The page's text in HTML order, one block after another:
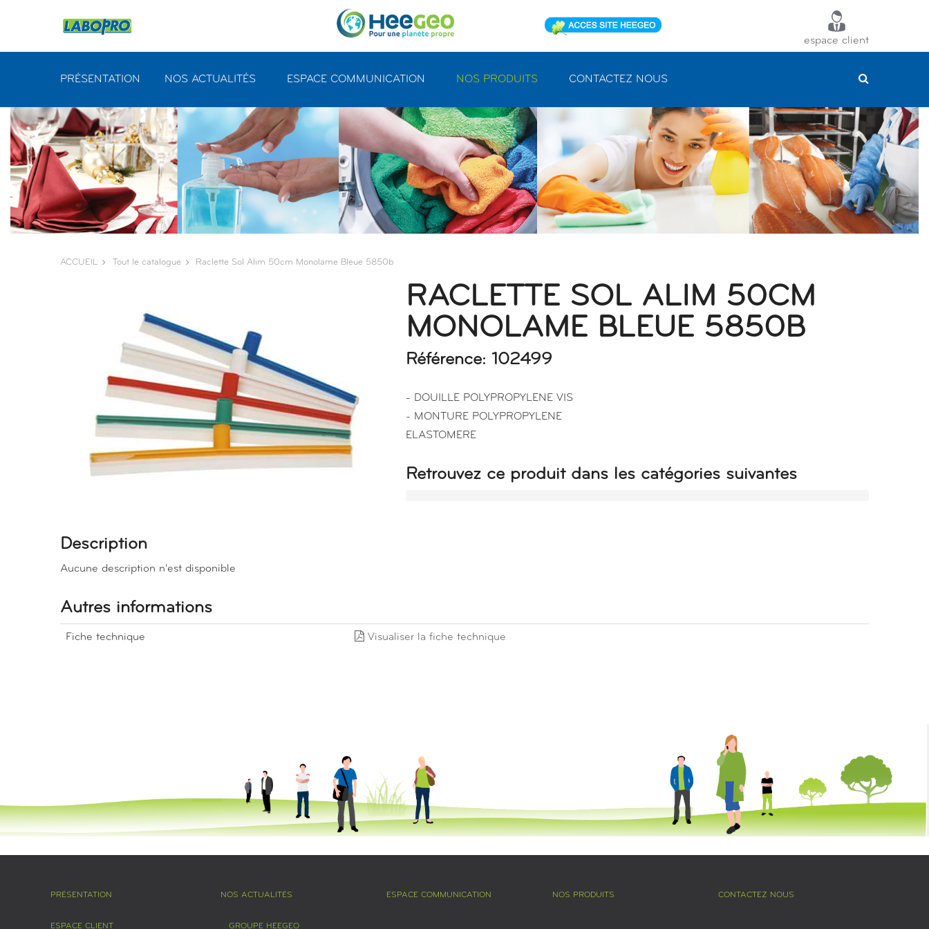
espace client
PRÉSENTATION NOS ACTUALITÉS ESPACE COMMUNICATION NOS PRODUITS CONTACTEZ NOUS
ACCUEIL Tout le catalogue Raclette Sol Alim 50cm Monolame Bleue 5850b
RACLETTE SOL ALIM 50CM
MONOLAME BLEUE 5850B
Référence: 102499
- DOUILLE POLYPROPYLENE VIS
- MONTURE POLYPROPYLENE
ELASTOMERE
Retrouvez ce produit dans les catégories suivantes
Description
Aucune description n'est disponible
Autres informations
Fiche technique Visualiser la fiche technique
PRÉSENTATION NOS ACTUALITÉS ESPACE COMMUNICATION NOS PRODUITS CONTACTEZ NOUS
ESPACE CLIENT GROUPE HEEGEO